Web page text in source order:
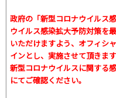
政府の「新型コロナウイルス
ウイルス感染拡大予防対策を
いただけますよう、オフィシ
インとし、実施させて頂きます
新型コロナウイルスに関する
にてご確認ください。